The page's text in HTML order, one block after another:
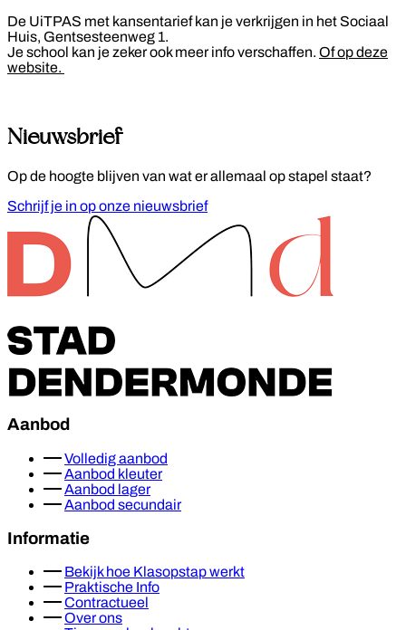
De UiTPAS met kansentarief kan je verkrijgen in het Sociaal
Huis, Gentsesteenweg 1.
Je school kan je zeker ook meer info verschaffen. Of op deze
website.
Nieuwsbrief
Op de hoogte blijven van wat er allemaal op stapel staat?
Schrijf je in op onze nieuwsbrief
Aanbod
Volledig aanbod
Aanbod kleuter
Aanbod lager
Aanbod secundair
Informatie
Bekijk hoe Klasopstap werkt
Praktische Info
Contractueel
Over ons